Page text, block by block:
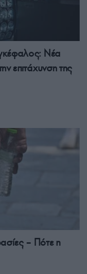
Νέα
επιτάχυνση της
– Πότε η